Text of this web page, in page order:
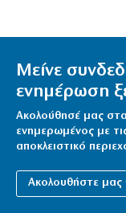
Μείνε
ενημέρωση
Ακολούθησέ μας
ενημερωμένος με
αποκλειστικό
Ακολουθήστε